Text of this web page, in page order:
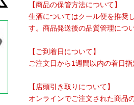
【商品の保管方法について】
生酒についてはクール便を推奨
す。商品発送後の品質管理につ
【ご到着日について】
ご注文日から1週間以内の着日
【店頭引き取りについて】
オンラインでご注文された商品